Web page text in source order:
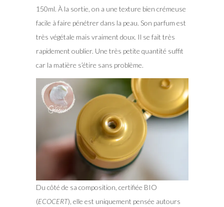
150ml. À la sortie, on a une texture bien crémeuse
facile à faire pénétrer dans la peau. Son parfum est
très végétale mais vraiment doux. Il se fait très
rapidement oublier. Une très petite quantité suffit
car la matière s’étire sans problème.
Du côté de sa composition, certifiée BIO
(ECOCERT), elle est uniquement pensée autours